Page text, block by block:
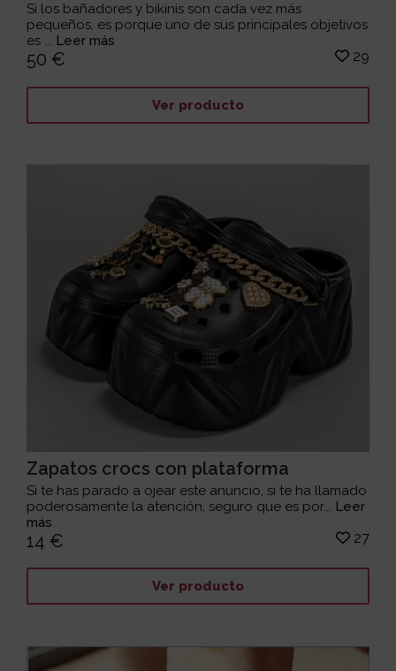
Si los bañadores y bikinis son cada vez más
pequeños, es porque uno de sus principales objetivos
es ... Leer más
50 € 29
Ver producto
Zapatos crocs con plataforma
Si te has parado a ojear este anuncio, si te ha llamado
poderosamente la atención, seguro que es por... Leer
más
14 € 27
Ver producto